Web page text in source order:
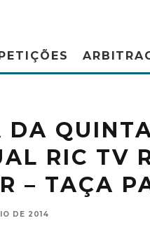
DA
RIC TV
– TAÇA
DE 2014